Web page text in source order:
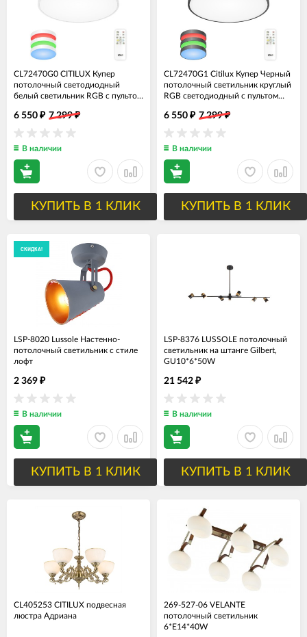
CL72470G0 CITILUX Купер
потолочный светодиодный
белый светильник RGB с пультом
6 550 ₽ 7 299₽
В наличии
КУПИТЬ В 1 КЛИК
CL72470G1 Citilux Купер Черный
потолочный светильник круглый
RGB светодиодный с пультом
40см диаметр
6 550 ₽ 7 299₽
В наличии
КУПИТЬ В 1 КЛИК
СКИДКА!
LSP-8020 Lussole Настенно-
потолочный светильник с стиле
лофт
2 369 ₽
В наличии
КУПИТЬ В 1 КЛИК
LSP-8376 LUSSOLE потолочный
светильник на штанге Gilbert,
GU10*6*50W
21 542 ₽
В наличии
КУПИТЬ В 1 КЛИК
CL405253 CITILUX подвесная
люстра Адриана
269-527-06 VELANTE
потолочный светильник
6*E14*40W